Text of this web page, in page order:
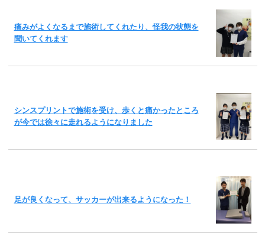
痛みがよくなるまで施術してくれたり、怪我の状態を
聞いてくれます
シンスプリントで施術を受け、歩くと痛かったところ
が今では徐々に走れるようになりました
足が良くなって、サッカーが出来るようになった！